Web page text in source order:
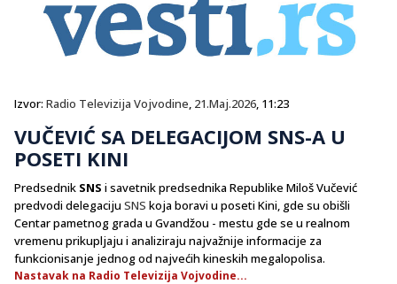
Izvor: Radio Televizija Vojvodine, 21.Maj.2026, 11:23
VUČEVIĆ SA DELEGACIJOM SNS-A U
POSETI KINI
Predsednik SNS i savetnik predsednika Republike Miloš Vučević
predvodi delegaciju SNS koja boravi u poseti Kini, gde su obišli
Centar pametnog grada u Gvandžou - mestu gde se u realnom
vremenu prikupljaju i analiziraju najvažnije informacije za
funkcionisanje jednog od najvećih kineskih megalopolisa.
Nastavak na Radio Televizija Vojvodine...